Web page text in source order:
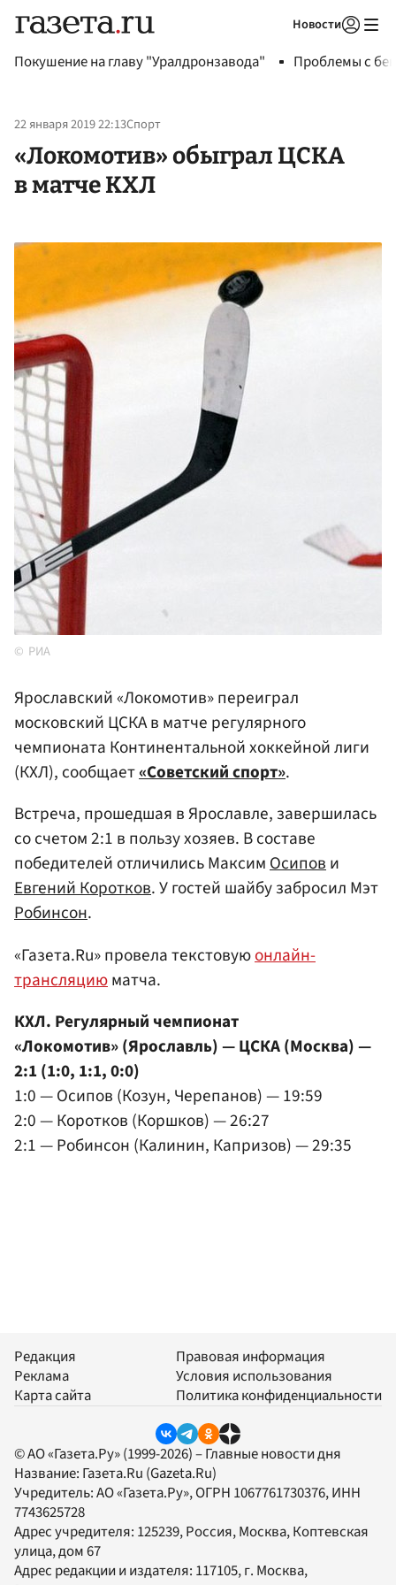
Новости
Покушение на главу "Уралдронзавода" Проблемы с
22 января 2019 22:13Спорт
«Локомотив» обыграл ЦСКА
в матче КХЛ
РИА
Ярославский «Локомотив» переиграл
московский ЦСКА в матче регулярного
чемпионата Континентальной хоккейной лиги
(КХЛ), сообщает«Советский спорт».
Встреча, прошедшая в Ярославле, завершилась
со счетом 2:1 в пользу хозяев. В составе
победителей отличились МаксимОсипови
Евгений Коротков. У гостей шайбу забросил Мэт
Робинсон.
«Газета.Ru» провела текстовуюонлайн-
трансляциюматча.
КХЛ. Регулярный чемпионат
«Локомотив» (Ярославль) — ЦСКА (Москва) —
2:1 (1:0, 1:1, 0:0)
1:0 — Осипов (Козун, Черепанов) — 19:59
2:0 — Коротков (Коршков) — 26:27
2:1 — Робинсон (Калинин, Капризов) — 29:35
Редакция
Реклама
Карта сайта
Правовая информация
Условия использования
Политика конфиденциальности
© АО «Газета.Ру» (1999-2026) – Главные новости дня
Название: Газета.Ru (Gazeta.Ru)
Учредитель:АО «Газета.Ру», ОГРН 1067761730376, ИНН
7743625728
Адрес учредителя: 125239, Россия, Москва, Коптевская
улица, дом 67
Адрес редакции и издателя: 117105, г. Москва,